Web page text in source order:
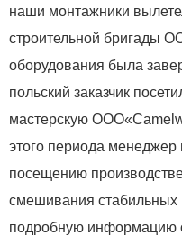
наши монтажники
строительной бригады
оборудования была
польский заказчик
мастерскую
этого периода
посещению
смешивания стабильных
подробную информацию